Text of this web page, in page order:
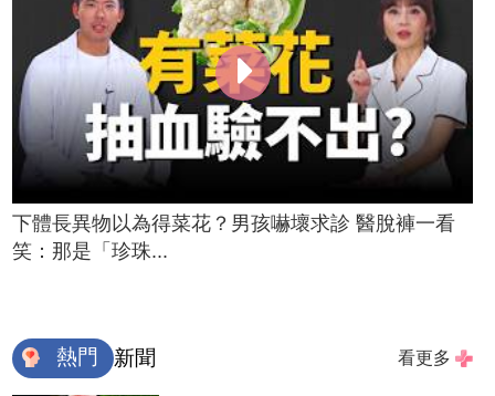
下體長異物以為得菜花？男孩嚇壞求診 醫脫褲一看
笑：那是「珍珠...
熱門 新聞 看更多